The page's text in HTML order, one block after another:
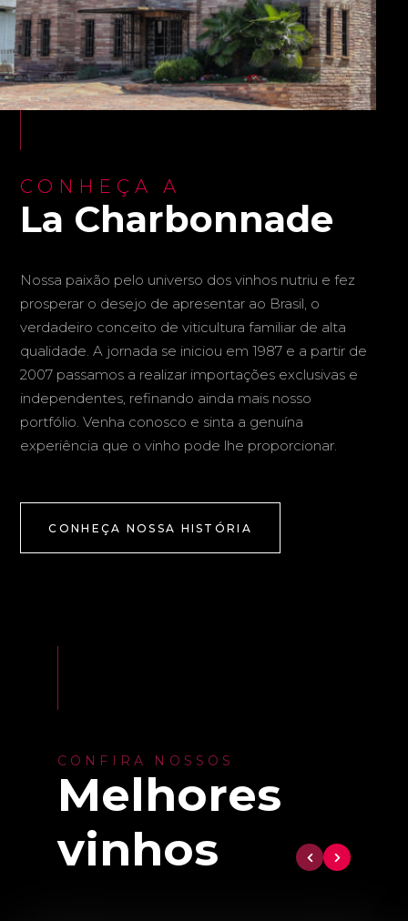
CONHEÇA A
La Charbonnade
Nossa paixão pelo universo dos vinhos nutriu e fez
prosperar o desejo de apresentar ao Brasil, o
verdadeiro conceito de viticultura familiar de alta
qualidade. A jornada se iniciou em 1987 e a partir de
2007 passamos a realizar importações exclusivas e
independentes, refinando ainda mais nosso
portfólio. Venha conosco e sinta a genuína
experiência que o vinho pode lhe proporcionar.
CONHEÇA NOSSA HISTÓRIA
CONFIRA NOSSOS
Melhores
vinhos